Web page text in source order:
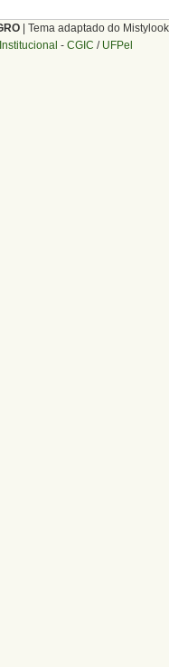
| Tema adaptado do
- CGIC / UFPel